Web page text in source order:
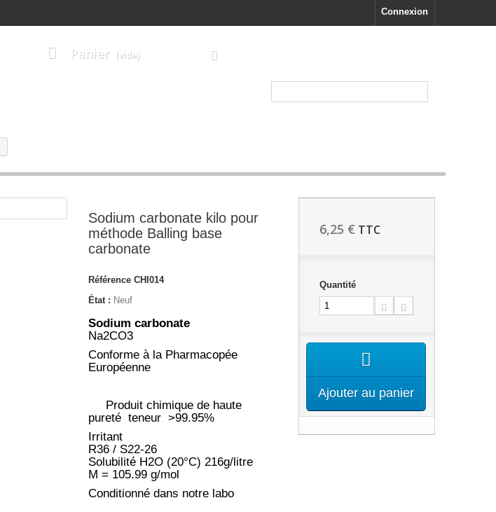
Connexion
Panier (vide)
Sodium carbonate kilo pour
méthode Balling base
carbonate
Référence CHI014
État : Neuf
Sodium carbonate
Na2CO3
Conforme à la Pharmacopée
Européenne
Produit chimique de haute
pureté teneur >99.95%
Irritant
R36 / S22-26
Solubilité H2O (20°C) 216g/litre
M = 105.99 g/mol
Conditionné dans notre labo
6,25 € TTC
Quantité
Ajouter au panier